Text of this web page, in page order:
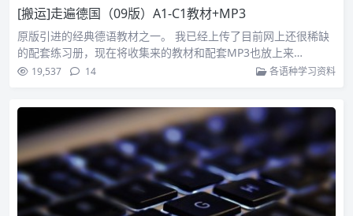
[搬运]走遍德国（09版）A1-C1教材+MP3
原版引进的经典德语教材之一。 我已经上传了目前网上还很稀缺
的配套练习册，现在将收集来的教材和配套MP3也放上来…
19,537 14 各语种学习资料